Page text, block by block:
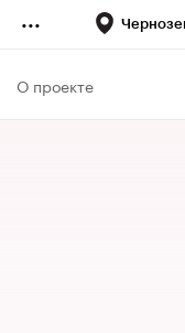
...
О проекте